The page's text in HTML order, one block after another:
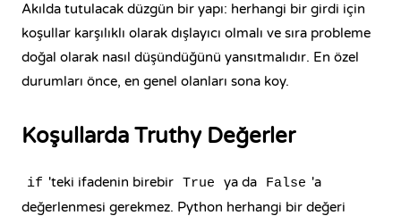
Akılda tutulacak düzgün bir yapı: herhangi bir girdi için
koşullar karşılıklı olarak dışlayıcı olmalı ve sıra probleme
doğal olarak nasıl düşündüğünü yansıtmalıdır. En özel
durumları önce, en genel olanları sona koy.
Koşullarda Truthy Değerler
if 'teki ifadenin birebir True ya da False 'a
değerlenmesi gerekmez. Python herhangi bir değeri